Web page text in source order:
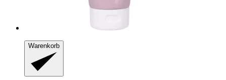
Warenkorb